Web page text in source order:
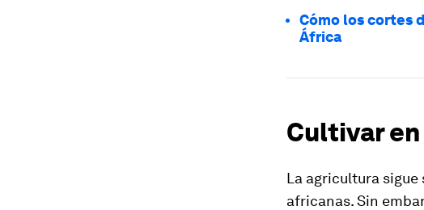
Cómo los cortes
África
Cultivar
La agricultura sigue
africanas. Sin